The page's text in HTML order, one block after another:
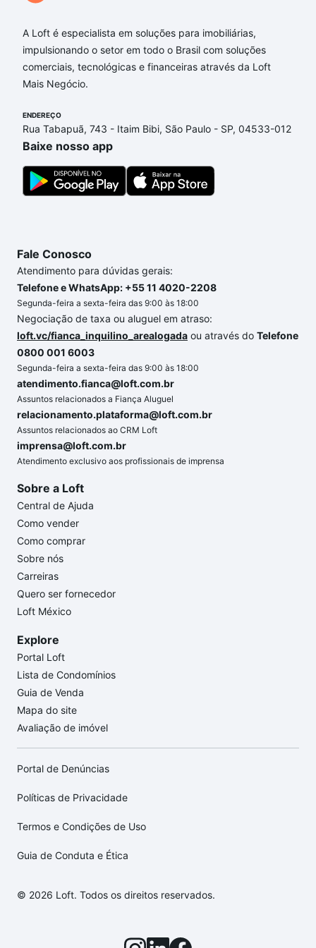
Campinas, SP?
Aqui na Loft temos a oferta ideal para você, com
Apartamentos com 1 quarto à venda em Caminhos
de San Conrado (Sousas), Campinas, SP que custam
a partir de R$ 0 e com nossas opções de
adequar ao seu orçamento. Se ainda tem alguma
dúvida dos custos envolvidos no processo de
compra, veja em nosso portal
um apartamento e conte com a gente para comprar
o imóvel dos seus sonhos com segurança e
A Loft é especialista em soluções para imobiliárias,
impulsionando o setor em todo o Brasil com soluções
comerciais, tecnológicas e financeiras através da Loft
Mais Negócio.
ENDEREÇO
Rua Tabapuã, 743 - Itaim Bibi, São Paulo - SP, 04533-012
Baixe nosso app
Fale Conosco
Atendimento para dúvidas gerais:
Telefone e WhatsApp: +55 11 4020-2208
Segunda-feira a sexta-feira das 9:00 às 18:00
Negociação de taxa ou aluguel em atraso:
loft.vc/fianca_inquilino_arealogada ou através do Telefone
0800 001 6003
Segunda-feira a sexta-feira das 9:00 às 18:00
atendimento.fianca@loft.com.br
Assuntos relacionados a Fiança Aluguel
relacionamento.plataforma@loft.com.br
Assuntos relacionados ao CRM Loft
imprensa@loft.com.br
Atendimento exclusivo aos profissionais de imprensa
Sobre a Loft
Central de Ajuda
Como vender
Como comprar
Sobre nós
Carreiras
Quero ser fornecedor
Loft México
Explore
Portal Loft
Lista de Condomínios
Guia de Venda
Mapa do site
Avaliação de imóvel
Portal de Denúncias
Políticas de Privacidade
Termos e Condições de Uso
Guia de Conduta e Ética
© 2026 Loft. Todos os direitos reservados.